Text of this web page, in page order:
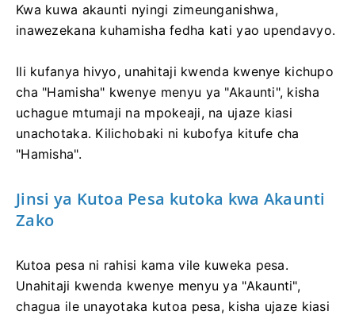
Kwa kuwa akaunti nyingi zimeunganishwa,
inawezekana kuhamisha fedha kati yao upendavyo.
Ili kufanya hivyo, unahitaji kwenda kwenye kichupo
cha "Hamisha" kwenye menyu ya "Akaunti", kisha
uchague mtumaji na mpokeaji, na ujaze kiasi
unachotaka. Kilichobaki ni kubofya kitufe cha
"Hamisha".
Jinsi ya Kutoa Pesa kutoka kwa Akaunti
Zako
Kutoa pesa ni rahisi kama vile kuweka pesa.
Unahitaji kwenda kwenye menyu ya "Akaunti",
chagua ile unayotaka kutoa pesa, kisha ujaze kiasi